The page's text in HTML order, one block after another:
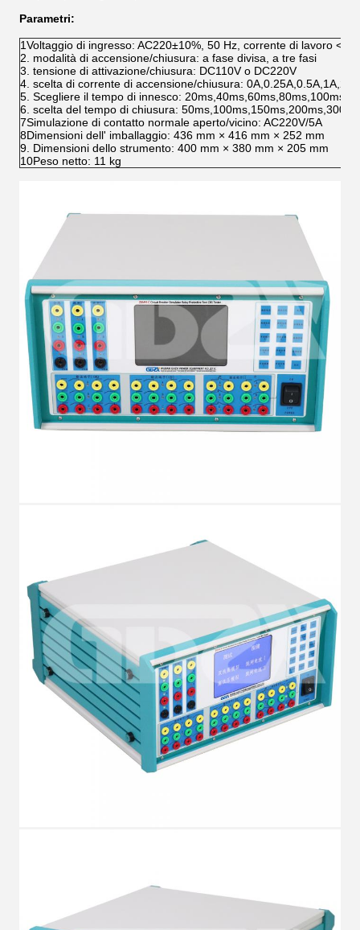
Parametri:
1Voltaggio di ingresso: AC220±10%, 50 Hz, corrente di lavoro <
2. modalità di accensione/chiusura: a fase divisa, a tre fasi
3. tensione di attivazione/chiusura: DC110V o DC220V
4. scelta di corrente di accensione/chiusura:
5. Scegliere il tempo di innesco:
6. scelta del tempo di chiusura:
7Simulazione di contatto normale aperto/vicino: AC220V/5A
8Dimensioni dell' imballaggio: 436 mm × 416 mm × 252 mm
9. Dimensioni dello strumento: 400 mm × 380 mm × 205 mm
10Peso netto: 11 kg